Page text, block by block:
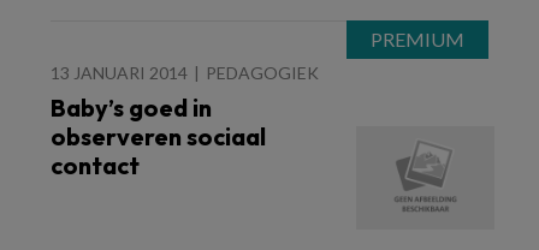
13 JANUARI 2014 PEDAGOGIEK
Baby’s goed in
observeren sociaal
contact